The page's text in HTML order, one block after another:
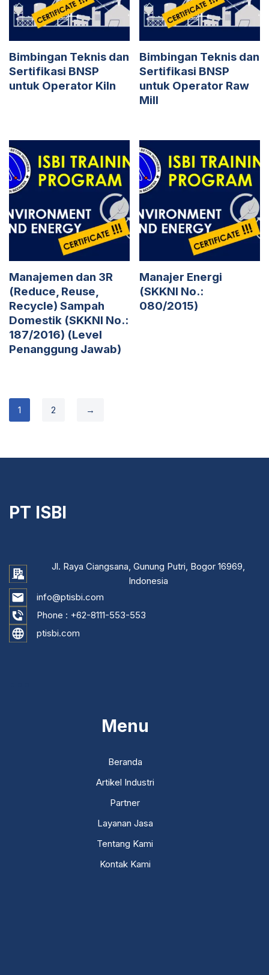
Bimbingan Teknis dan
Sertifikasi BNSP
untuk Operator Kiln
Bimbingan Teknis dan
Sertifikasi BNSP
untuk Operator Raw
Mill
Manajemen dan 3R
(Reduce, Reuse,
Recycle) Sampah
Domestik (SKKNI No.:
187/2016) (Level
Penanggung Jawab)
Manajer Energi
(SKKNI No.:
080/2015)
1 2 →
PT ISBI
Jl. Raya Ciangsana, Gunung Putri, Bogor 16969,
Indonesia
info@ptisbi.com
Phone : +62-8111-553-553
ptisbi.com
Menu
Beranda
Artikel Industri
Partner
Layanan Jasa
Tentang Kami
Kontak Kami